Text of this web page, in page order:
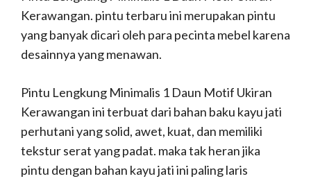
Kerawangan. pintu terbaru ini merupakan pintu
yang banyak dicari oleh para pecinta mebel karena
desainnya yang menawan.
Pintu Lengkung Minimalis 1 Daun Motif Ukiran
Kerawangan ini terbuat dari bahan baku kayu jati
perhutani yang solid, awet, kuat, dan memiliki
tekstur serat yang padat. maka tak heran jika
pintu dengan bahan kayu jati ini paling laris